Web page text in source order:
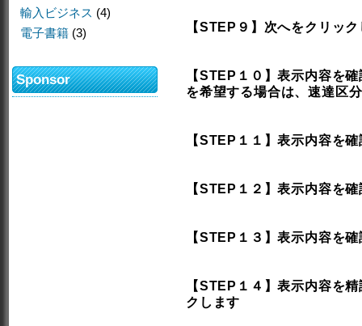
【STEP９】次へをクリッ
【STEP１０】表示内容を
を希望する場合は、速達区
【STEP１１】表示内容を
【STEP１２】表示内容を
【STEP１３】表示内容を
【STEP１４】表示内容を
クします
輸入ビジネス (4)
電子書籍 (3)
Sponsor